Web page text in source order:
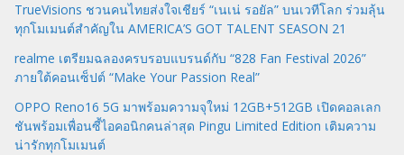
TrueVisions ชวนคนไทยส่งใจเชียร์ “เนเน่ รอยัล” บนเวทีโลก ร่วมลุ้น
ทุกโมเมนต์สำคัญใน AMERICA’S GOT TALENT SEASON 21
realme เตรียมฉลองครบรอบแบรนด์กับ “828 Fan Festival 2026”
ภายใต้คอนเซ็ปต์ “Make Your Passion Real”
OPPO Reno16 5G มาพร้อมความจุใหม่ 12GB+512GB เปิดคอลเลก
ชันพร้อมเพื่อนซี้ไอคอนิกคนล่าสุด Pingu Limited Edition เติมความ
น่ารักทุกโมเมนต์